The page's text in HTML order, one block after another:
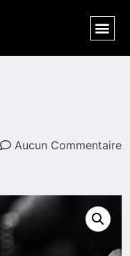
Aucun Commentaire